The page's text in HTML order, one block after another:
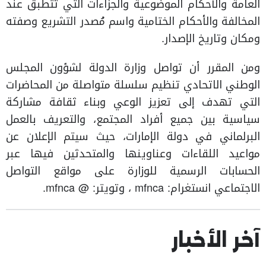
العامة والأحكام الموضوعية والجزاءات التي تتطبق عند
المخالفة والأحكام الختامية واسم مُصدر التشريع وصفته
ومكان وتاريخ الإصدار.
ومن المقرر أن تواصل وزارة الدولة لشؤون المجلس
الوطني الاتحادي تنظيم سلسلة متواصلة من المحاضرات
التي تهدف إلى تعزيز الوعي وبناء ثقافة مشاركة
سياسية بين جميع أفراد المجتمع، والتعريف بالعمل
البرلماني في دولة الإمارات، حيث سيتم الإعلان عن
مواعيد اللقاءات وعناوينها والمتحدثين فيها عبر
الحسابات الرسمية للوزارة على مواقع التواصل
الاجتماعي انستغرام: mfnca ، وتويتر: @ mfnca.
آخر الأخبار